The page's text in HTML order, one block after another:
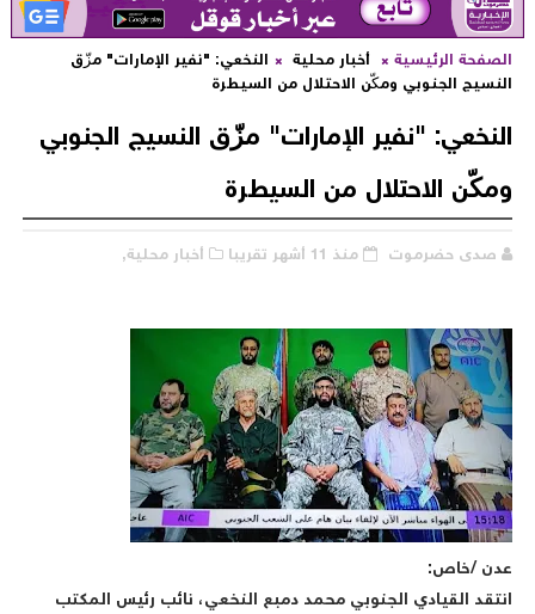
الرئيسية أخبار محلية
النخعي: "نفير الإمارات" مزّق
الجنوبي ومكّن الاحتلال من السيطرة
"نفير الإمارات" مزّق النسيج الجنوبي
الاحتلال من السيطرة
صدى حضرموت منذ 11 أشهر تقريبا أخبار محلية,
/خاص:
القيادي الجنوبي محمد دمبع النخعي، نائب رئيس المكتب